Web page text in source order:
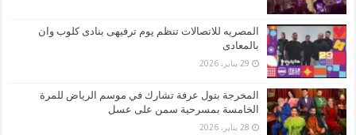
المصريه للاتصالات تنظم يوم ترفيهى بنادى كلوب وان
بالمعادى
29 يناير، 2026
المخرجة بتول عرفة تشارك في موسم الرياض للمرة
الخامسة بمسرحية سمن على عسل
28 يناير، 2026